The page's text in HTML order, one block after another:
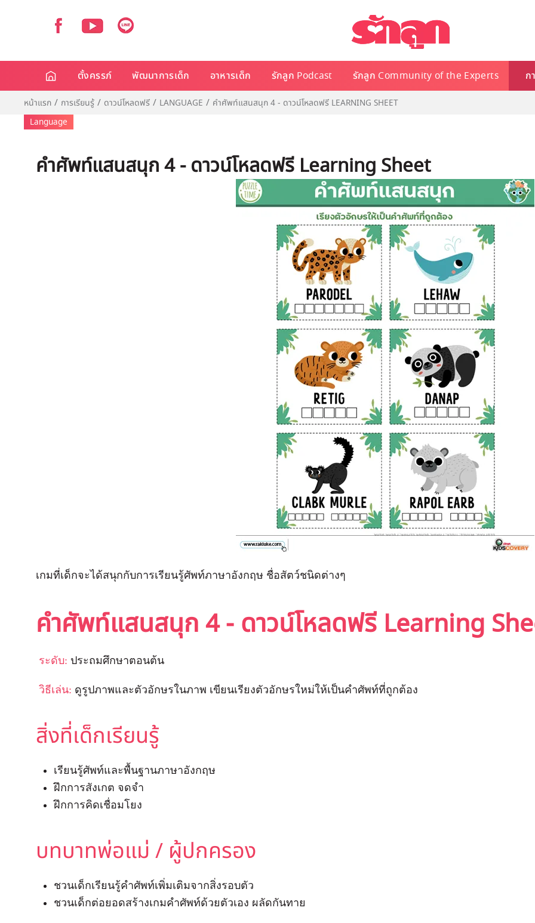
ตั้งครรภ์ พัฒนาการเด็ก อาหารเด็ก รักลูก Podcast รักลูก Community of the Experts ก
หน้าแรก การเรียนรู้ ดาวน์โหลดฟรี LANGUAGE
คำศัพท์แสนสนุก 4 - ดาวน์โหลดฟรี LEARNING SHEET
Language
คำศัพท์แสนสนุก 4 - ดาวน์โหลดฟรี Learning Sheet
เกมที่เด็กจะได้สนุกกับการเรียนรู้ศัพท์ภาษาอังกฤษ ชื่อสัตว์ชนิดต่างๆ
คำศัพท์แสนสนุก 4 - ดาวน์โหลดฟรี Learning
ระดับ: ประถมศึกษาตอนต้น
วิธีเล่น: ดูรูปภาพและตัวอักษรในภาพ เขียนเรียงตัวอักษรใหม่ให้เป็นคำศัพท์ที่ถูกต้อง
สิ่งที่เด็กเรียนรู้
เรียนรู้ศัพท์และพื้นฐานภาษาอังกฤษ
ฝึกการสังเกต จดจำ
ฝึกการคิดเชื่อมโยง
บทบาทพ่อแม่ / ผู้ปกครอง
ชวนเด็กเรียนรู้คำศัพท์เพิ่มเติมจากสิ่งรอบตัว
ชวนเด็กต่อยอดสร้างเกมคำศัพท์ด้วยตัวเอง ผลัดกันทาย